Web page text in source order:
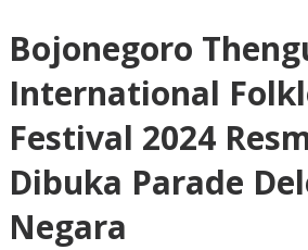
Bojonegoro
International
Festival 2024
Dibuka Parade
Negara